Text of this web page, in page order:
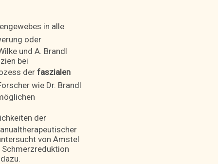
in alle
oder
und A. Brandl
bei
der faszialen
wie Dr. Brandl
der
von Amstel